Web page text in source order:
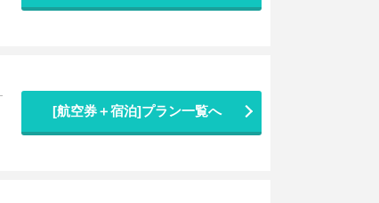
[航空券＋宿泊]プラン一覧へ